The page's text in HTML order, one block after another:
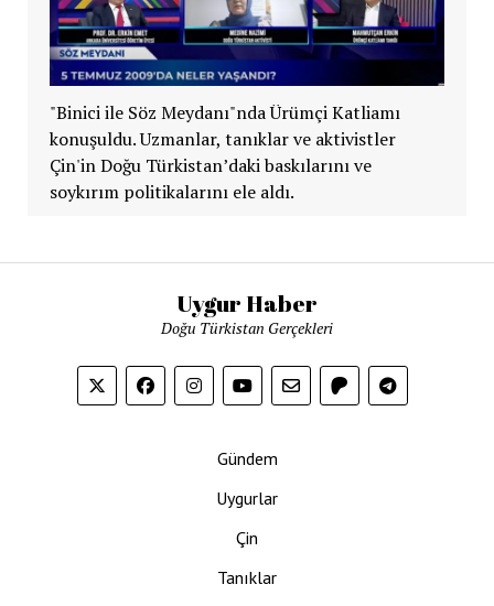
"Binici ile Söz Meydanı"nda Ürümçi Katliamı
konuşuldu. Uzmanlar, tanıklar ve aktivistler
Çin'in Doğu Türkistan’daki baskılarını ve
soykırım politikalarını ele aldı.
Uygur Haber
Doğu Türkistan Gerçekleri
Gündem
Uygurlar
Çin
Tanıklar